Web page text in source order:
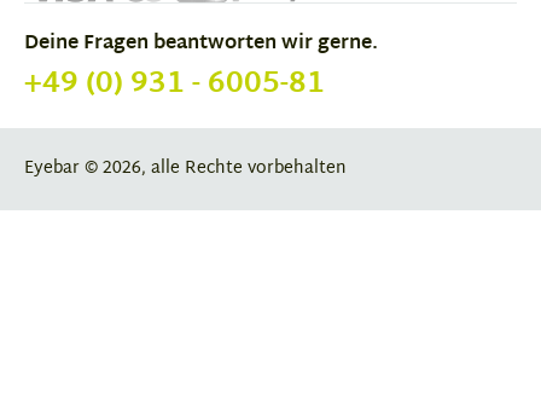
Deine Fragen beantworten wir gerne.
+49 (0) 931 - 6005-81
Eyebar © 2026, alle Rechte vorbehalten